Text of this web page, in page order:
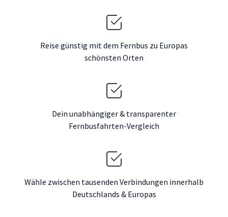
Reise günstig mit dem Fernbus zu Europas
schönsten Orten
Dein unabhängiger & transparenter
Fernbusfahrten-Vergleich
Wähle zwischen tausenden Verbindungen innerhalb
Deutschlands & Europas